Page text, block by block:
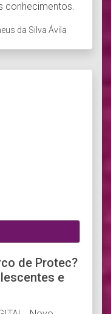
conhecimentos.
da Silva Ávila
de Protec?
e